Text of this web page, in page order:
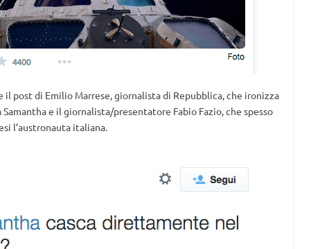
il post di Emilio Marrese, giornalista di Repubblica, che ironizza
e il giornalista/presentatore Fabio Fazio, che spesso
l’austronauta italiana.